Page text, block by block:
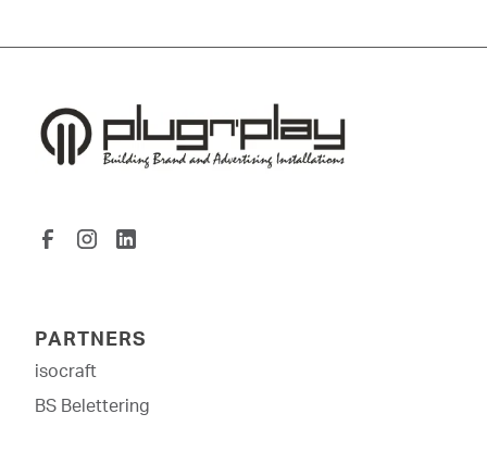
PARTNERS
isocraft
BS Belettering